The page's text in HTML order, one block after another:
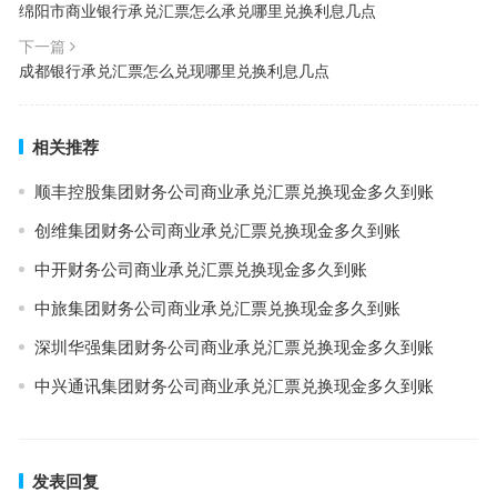
绵阳市商业银行承兑汇票怎么承兑哪里兑换利息几点
下一篇
成都银行承兑汇票怎么兑现哪里兑换利息几点
相关推荐
顺丰控股集团财务公司商业承兑汇票兑换现金多久到账
创维集团财务公司商业承兑汇票兑换现金多久到账
中开财务公司商业承兑汇票兑换现金多久到账
中旅集团财务公司商业承兑汇票兑换现金多久到账
深圳华强集团财务公司商业承兑汇票兑换现金多久到账
中兴通讯集团财务公司商业承兑汇票兑换现金多久到账
发表回复